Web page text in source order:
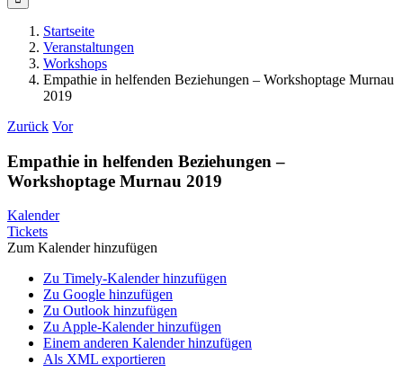
Startseite
Veranstaltungen
Workshops
Empathie in helfenden Beziehungen – Workshoptage Murnau
2019
Zurück Vor
Empathie in helfenden Beziehungen –
Workshoptage Murnau 2019
Kalender
Tickets
Zum Kalender hinzufügen
Zu Timely-Kalender hinzufügen
Zu Google hinzufügen
Zu Outlook hinzufügen
Zu Apple-Kalender hinzufügen
Einem anderen Kalender hinzufügen
Als XML exportieren